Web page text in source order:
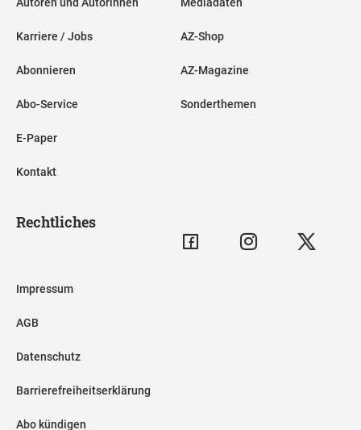
Karriere / Jobs
Abonnieren
Abo-Service
E-Paper
Kontakt
AZ-Shop
AZ-Magazine
Sonderthemen
Rechtliches
Impressum
AGB
Datenschutz
Barrierefreiheitserklärung
Abo kündigen